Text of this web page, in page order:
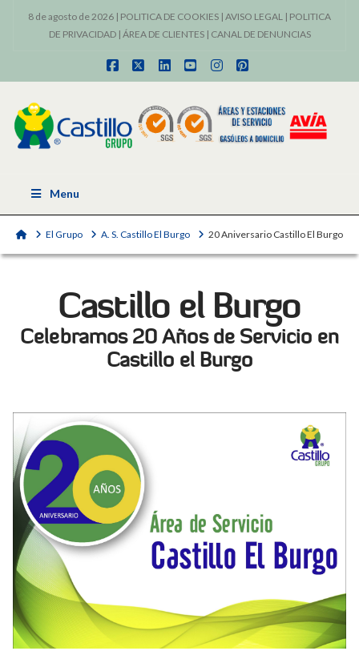
8 de agosto de 2026 | POLITICA DE COOKIES | AVISO LEGAL | POLITICA
DE PRIVACIDAD| ÁREA DE CLIENTES| CANAL DE DENUNCIAS
Facebook
X LinkedInYouTubeInstagram
Pinterest
Menu
HomeEl Grupo A. S. Castillo El Burgo 20 Aniversario Castillo El Burgo
Castillo el Burgo
Celebramos 20 Años de Servicio en
Castillo el Burgo